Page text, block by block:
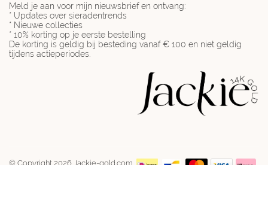
Meld je aan voor mijn nieuwsbrief en ontvang:
* Updates over sieradentrends
* Nieuwe collecties
* 10% korting op je eerste bestelling
De korting is geldig bij besteding vanaf € 100 en niet geldig
tijdens actieperiodes.
© Copyright 2026 Jackie-gold.com